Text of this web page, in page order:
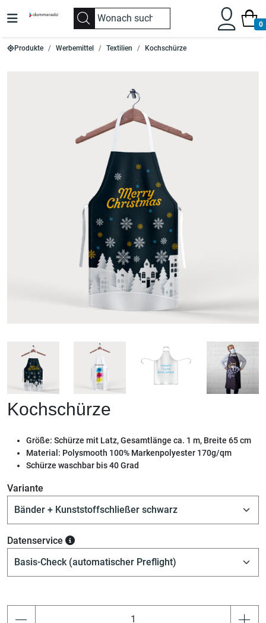
0
Produkte Werbemittel Textilien Kochschürze
Kochschürze
Größe: Schürze mit Latz, Gesamtlänge ca. 1 m, Breite 65 cm
Material: Polysmooth 100% Markenpolyester 170g/qm
Schürze waschbar bis 40 Grad
Variante
Datenservice